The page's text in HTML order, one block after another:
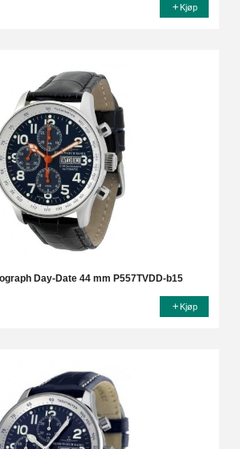
Kjøp
Day-Date 44 mm P557TVDD-b15
Kjøp